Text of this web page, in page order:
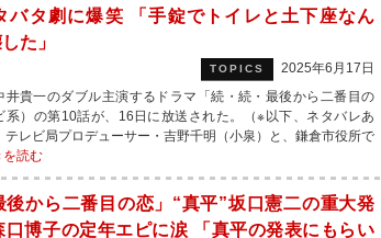
バタ劇に爆笑 「手錠でトイレと土下座なん
た」
TOPICS
2025年6月17日
貴一のダブル主演するドラマ「続・続・最後から二番目の
系）の第10話が、16日に放送された。（※以下、ネタバレあ
レビ局プロデューサー・吉野千明（小泉）と、鎌倉市役所で
を読む
後から二番目の恋」“真平”坂口憲二の重大発
口博子の定年エピに涙 「真平の発表にもらい